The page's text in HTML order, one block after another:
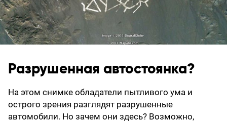
Разрушенная автостоянка?
На этом снимке обладатели пытливого ума и
острого зрения разглядят разрушенные
автомобили. Но зачем они здесь? Возможно,